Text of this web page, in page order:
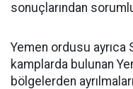
sonuçlarından
Yemen ordusu
kamplarda bulunan
bölgelerden